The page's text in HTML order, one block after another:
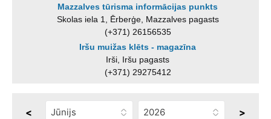
Mazzalves tūrisma informācijas punkts
Skolas iela 1, Ērberģe, Mazzalves pagasts
(+371) 26156535
Iršu muižas klēts - magazīna
Irši, Iršu pagasts
(+371) 29275412
< >